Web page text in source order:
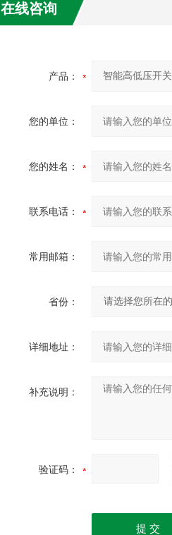
在线咨询
产品：
您的单位：
您的姓名：
联系电话：
常用邮箱：
省份：
详细地址：
补充说明：
验证码：